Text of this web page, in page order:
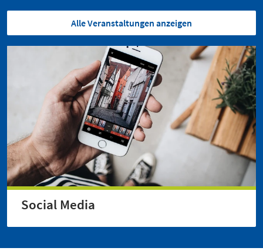
Alle Veranstaltungen anzeigen
Social Media